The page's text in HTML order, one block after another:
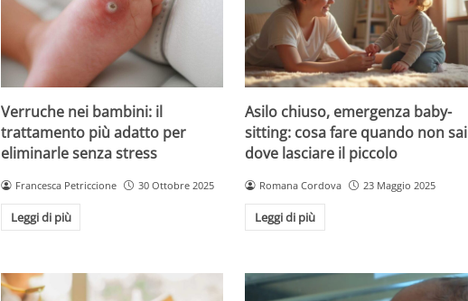
Verruche nei bambini: il
trattamento più adatto per
eliminarle senza stress
Francesca Petriccione 30 Ottobre 2025
Leggi di più
Asilo chiuso, emergenza baby-
sitting: cosa fare quando non sai
dove lasciare il piccolo
Romana Cordova 23 Maggio 2025
Leggi di più